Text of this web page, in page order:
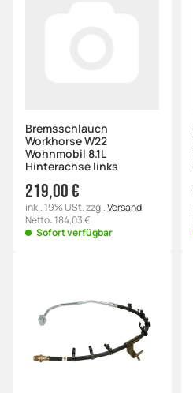
Bremsschlauch
Workhorse W22
Wohnmobil 8.1L
Hinterachse links
219,00 €
inkl. 19% USt. zzgl.Versand
Netto: 184,03 €
Sofort verfügbar